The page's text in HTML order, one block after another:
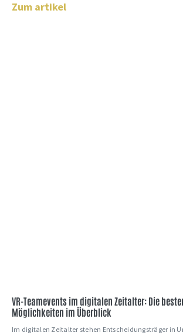
Zum artikel
VR-Teamevents im digitalen Zeitalter: Die
Möglichkeiten im Überblick
Im digitalen Zeitalter stehen Entscheidungsträger in